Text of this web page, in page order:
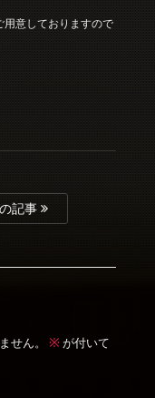
用意しておりますので
記事
せん。 ※ が付いて